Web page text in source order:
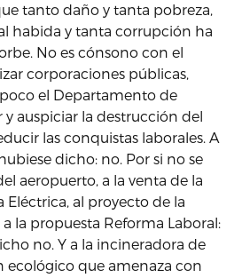
tanto daño y tanta pobreza,
habida y tanta corrupción ha
No es cónsono con el
corporaciones públicas,
el Departamento de
auspiciar la destrucción del
las conquistas laborales. A
dicho: no. Por si no se
aeropuerto, a la venta de la
al proyecto de la
la propuesta Reforma Laboral:
no. Y a la incineradora de
ecológico que amenaza con